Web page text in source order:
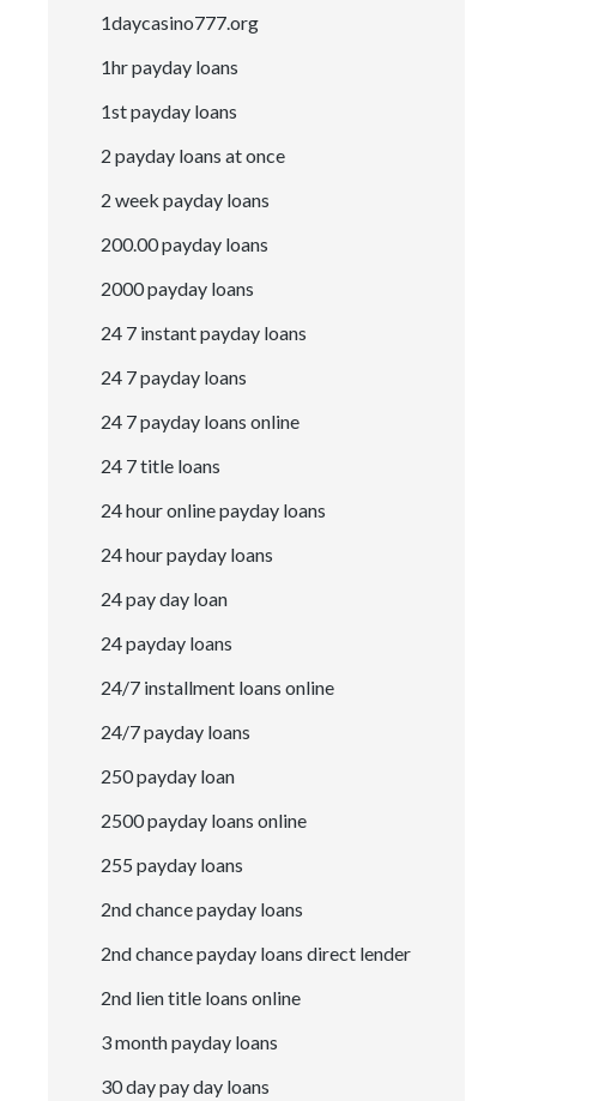
1daycasino777.org
1hr payday loans
1st payday loans
2 payday loans at once
2 week payday loans
200.00 payday loans
2000 payday loans
24 7 instant payday loans
24 7 payday loans
24 7 payday loans online
24 7 title loans
24 hour online payday loans
24 hour payday loans
24 pay day loan
24 payday loans
24/7 installment loans online
24/7 payday loans
250 payday loan
2500 payday loans online
255 payday loans
2nd chance payday loans
2nd chance payday loans direct lender
2nd lien title loans online
3 month payday loans
30 day pay day loans